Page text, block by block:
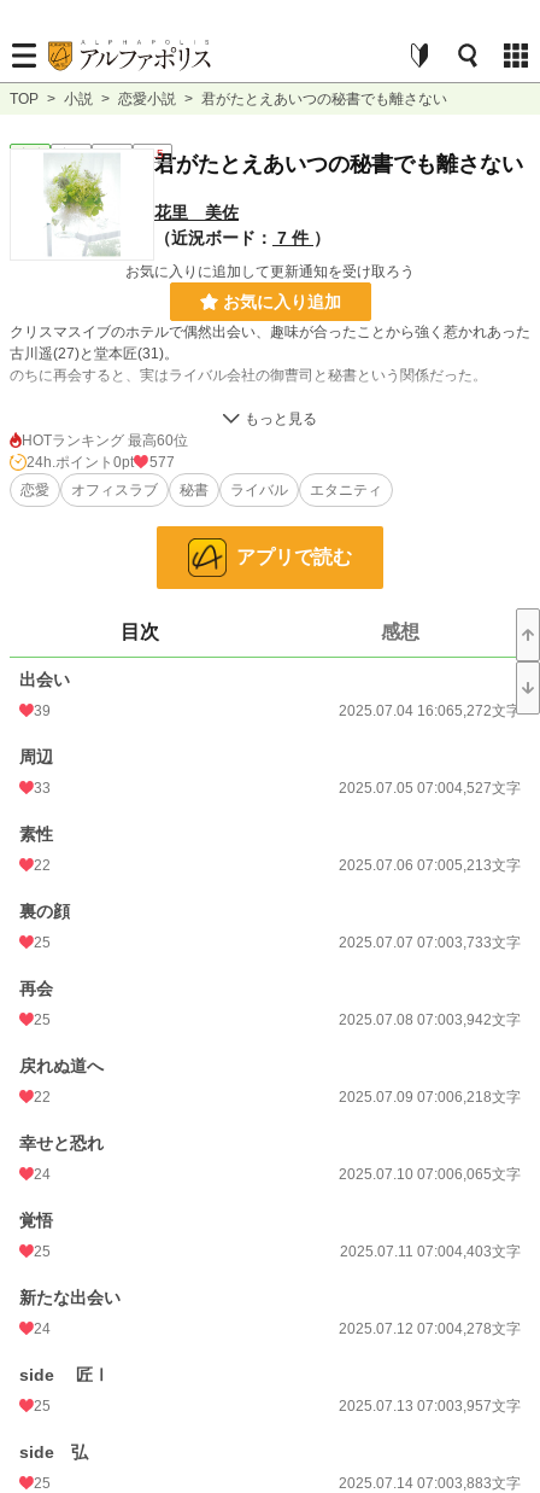
TOP > 小説 > 恋愛小説 > 君がたとえあいつの秘書でも離さない
完結 長編 R15君がたとえあいつの秘書でも離さない
花里 美佐
（近況ボード： 7 件 ）
お気に入りに追加して更新通知を受け取ろう
お気に入り追加
クリスマスイブのホテルで偶然出会い、趣味が合ったことから強く惹かれあった
古川遥(27)と堂本匠(31)。
のちに再会すると、実はライバル会社の御曹司と秘書という関係だった。
逆風を覚悟の上、惹かれ合うふたりは隠れて交際を開始する。
それは戻れない茨の道に踏み出したも同然だった。
遥に想いを寄せていた彼女の上司は、仕事も巻き込み匠を追い詰めていく。
228,585 位 / 228,585 件
66,313 位 / 66,313 件
103
24h.ポイント 0 pt
文字数
更新日時
初回公開日時
初回完結日時
週間ポイント
月間ポイント
累計ポイント
HOTランキング 最高60位
24h.ポイント 0pt
577
恋愛
オフィスラブ 秘書 ライバル エタニティ
アプリで読む
目次 感想
出会い
39 2025.07.04 16:065,272文字
周辺
33 2025.07.05 07:004,527文字
素性
22 2025.07.06 07:005,213文字
裏の顔
25 2025.07.07 07:003,733文字
再会
25 2025.07.08 07:003,942文字
戻れぬ道へ
22 2025.07.09 07:006,218文字
幸せと恐れ
24 2025.07.10 07:006,065文字
覚悟
25 2025.07.11 07:004,403文字
新たな出会い
24 2025.07.12 07:004,278文字
side 匠Ⅰ
25 2025.07.13 07:003,957文字
side 弘
25 2025.07.14 07:003,883文字